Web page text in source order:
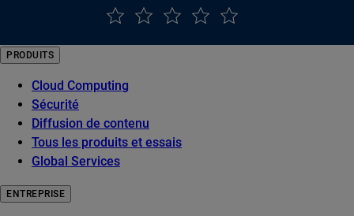
PRODUITS
Cloud Computing
Sécurité
Diffusion de contenu
Tous les produits et essais
Global Services
ENTREPRISE